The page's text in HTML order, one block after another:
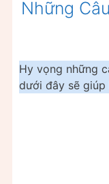
Những
Hy vọng những
dưới đây sẽ giúp